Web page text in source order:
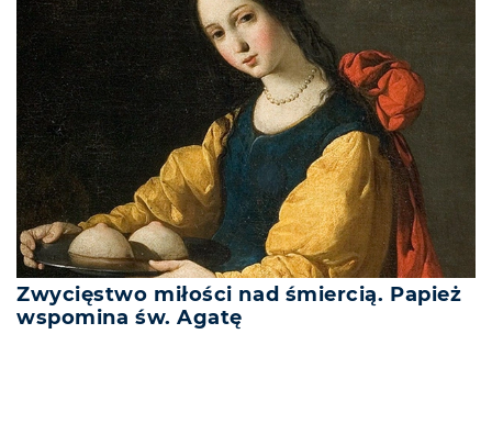
Zwycięstwo miłości nad śmiercią. Papież
wspomina św. Agatę